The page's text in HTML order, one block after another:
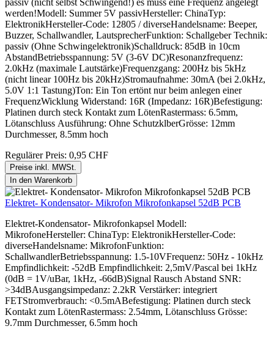
werden!Modell: Summer 5V passivHersteller: ChinaTyp:
ElektronikHersteller-Code: 12805 / diverseHandelsname: Beeper,
Buzzer, Schallwandler, LautsprecherFunktion: Schallgeber Technik:
passiv (Ohne Schwingelektronik)Schalldruck: 85dB in 10cm
AbstandBetriebsspannung: 5V (3-6V DC)Resonanzfrequenz:
2.0kHz (maximale Lautstärke)Frequenzgang: 200Hz bis 5kHz
(nicht linear 100Hz bis 20kHz)Stromaufnahme: 30mA (bei 2.0kHz,
5.0V 1:1 Tastung)Ton: Ein Ton ertönt nur beim anlegen einer
FrequenzWicklung Widerstand: 16R (Impedanz: 16R)Befestigung:
Platinen durch steck Kontakt zum LötenRastermass: 6.5mm,
Lötanschluss Ausführung: Ohne SchutzklberGrösse: 12mm
Durchmesser, 8.5mm hoch
Regulärer Preis: 0,95 CHF
Preise inkl. MWSt.
In den Warenkorb
Elektret- Kondensator- Mikrofon Mikrofonkapsel 52dB PCB
Elektret-Kondensator- Mikrofonkapsel Modell:
MikrofoneHersteller: ChinaTyp: ElektronikHersteller-Code:
diverseHandelsname: MikrofonFunktion:
SchallwandlerBetriebsspannung: 1.5-10VFrequenz: 50Hz - 10kHz
Empfindlichkeit: -52dB Empfindlichkeit: 2,5mV/Pascal bei 1kHz
(0dB = 1V/uBar, 1kHz, -66dB)Signal Rausch Abstand SNR:
>34dBAusgangsimpedanz: 2.2kR Verstärker: integriert
FETStromverbrauch: <0.5mABefestigung: Platinen durch steck
Kontakt zum LötenRastermass: 2.54mm, Lötanschluss Grösse:
9.7mm Durchmesser, 6.5mm hoch